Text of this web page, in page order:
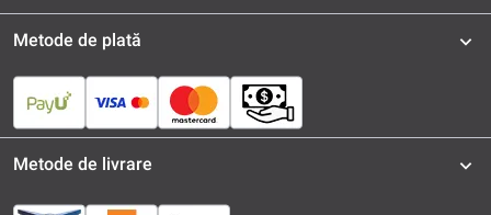
Metode de plată
Metode de livrare